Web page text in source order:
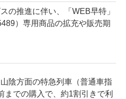
の推進に伴い、「WEB早特」
）専用商品の拡充や販売期
陰方面の特急列車（普通車指
までの購入で、約1割引きで利